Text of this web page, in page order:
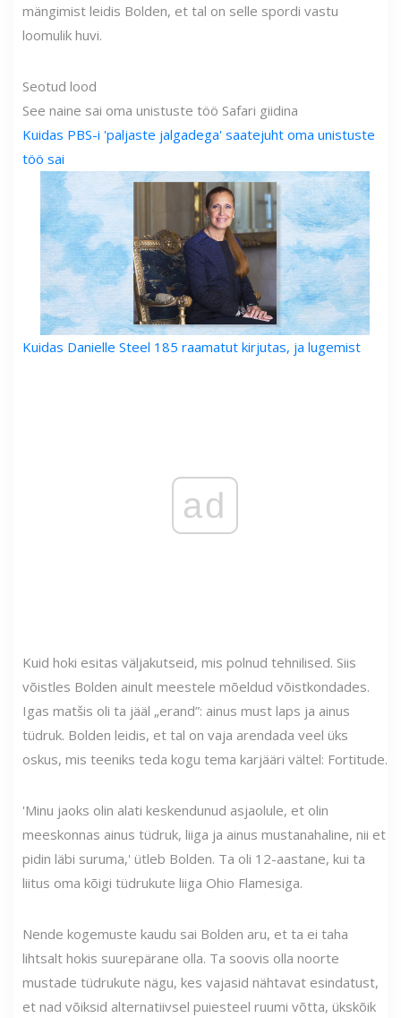
mängimist leidis Bolden, et tal on selle spordi vastu
loomulik huvi.
Seotud lood
See naine sai oma unistuste töö Safari giidina
Kuidas PBS-i 'paljaste jalgadega' saatejuht oma unistuste
töö sai
Kuidas Danielle Steel 185 raamatut kirjutas, ja lugemist
ad
Kuid hoki esitas väljakutseid, mis polnud tehnilised. Siis
võistles Bolden ainult meestele mõeldud võistkondades.
Igas matšis oli ta jääl „erand”: ainus must laps ja ainus
tüdruk. Bolden leidis, et tal on vaja arendada veel üks
oskus, mis teeniks teda kogu tema karjääri vältel: Fortitude.
'Minu jaoks olin alati keskendunud asjaolule, et olin
meeskonnas ainus tüdruk, liiga ja ainus mustanahaline, nii et
pidin läbi suruma,' ütleb Bolden. Ta oli 12-aastane, kui ta
liitus oma kõigi tüdrukute liiga Ohio Flamesiga.
Nende kogemuste kaudu sai Bolden aru, et ta ei taha
lihtsalt hokis suurepärane olla. Ta soovis olla noorte
mustade tüdrukute nägu, kes vajasid nähtavat esindatust,
et nad võiksid alternatiivsel puiesteel ruumi võtta, ükskõik